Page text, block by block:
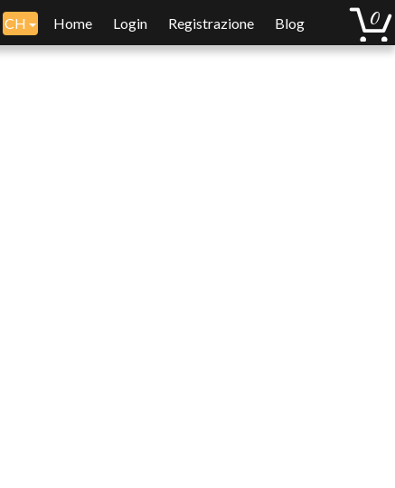
CH Home Login Registrazione Blog